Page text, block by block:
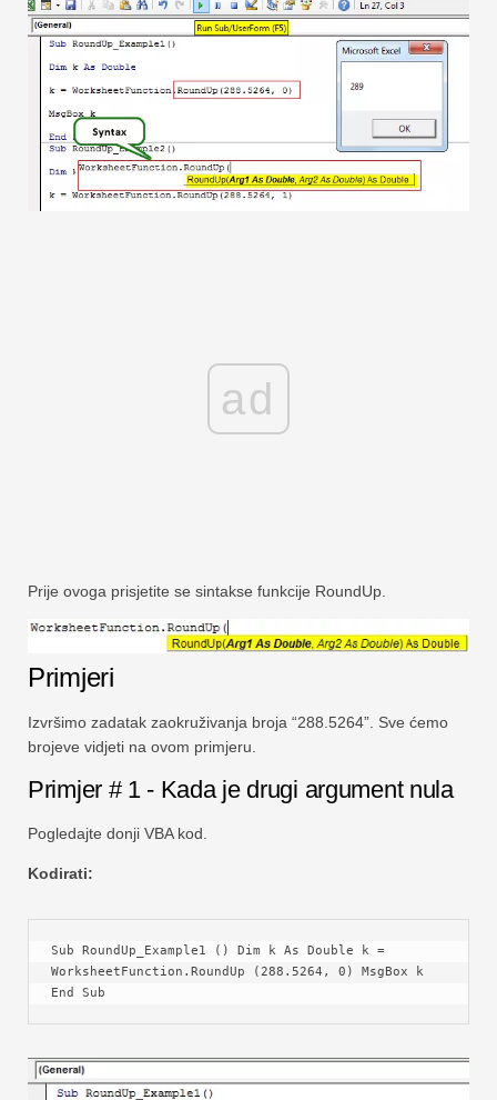
ad
Prije ovoga prisjetite se sintakse funkcije RoundUp.
Primjeri
Izvršimo zadatak zaokruživanja broja “288.5264”. Sve ćemo
brojeve vidjeti na ovom primjeru.
Primjer # 1 - Kada je drugi argument nula
Pogledajte donji VBA kod.
Kodirati:
Sub RoundUp_Example1 () Dim k As Double k =
WorksheetFunction.RoundUp (288.5264, 0) MsgBox k
End Sub